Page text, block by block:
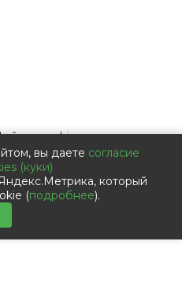
cookies
с помощью сервиса
персональных данных
данных
вы даете согласие
(куки)
который
(подробнее).